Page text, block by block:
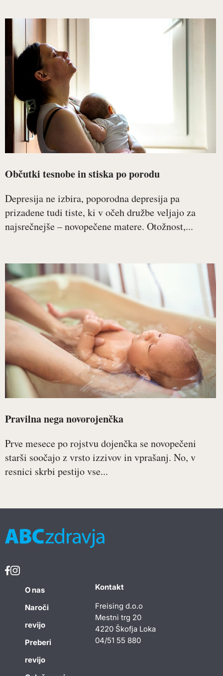
Občutki tesnobe in stiska po porodu
Depresija ne izbira, poporodna depresija pa
prizadene tudi tiste, ki v očeh družbe veljajo za
najsrečnejše – novopečene matere. Otožnost,...
Pravilna nega novorojenčka
Prve mesece po rojstvu dojenčka se novopečeni
starši soočajo z vrsto izzivov in vprašanj. No, v
resnici skrbi pestijo vse...
O nas
Naroči
revijo
Preberi
revijo
Kontakt
Freising d.o.o
Mestni trg 20
4220 Škofja Loka
04/51 55 880